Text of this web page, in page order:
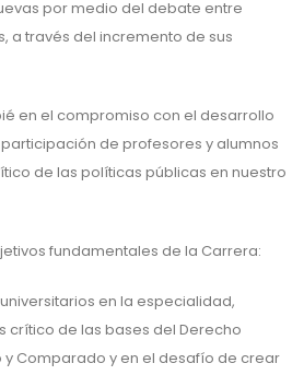
por medio del debate entre
a través del incremento de sus
en el compromiso con el desarrollo
de profesores y alumnos
de las políticas públicas en nuestro
fundamentales de la Carrera:
en la especialidad,
crítico de las bases del Derecho
y Comparado y en el desafío de crear